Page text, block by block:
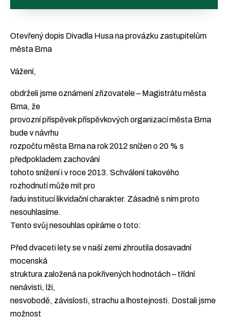
Otevřený dopis Divadla Husa na provázku zastupitelům
města Brna
Vážení,
obdrželi jsme oznámení zřizovatele – Magistrátu města
Brna, že
provozní příspěvek příspěvkových organizací města Brna
bude v návrhu
rozpočtu města Brna na rok 2012 snížen o 20 % s
předpokladem zachování
tohoto snížení i v roce 2013. Schválení takového
rozhodnutí může mít pro
řadu institucí likvidační charakter. Zásadně s ním proto
nesouhlasíme.
Tento svůj nesouhlas opíráme o toto:
Před dvaceti lety se v naší zemi zhroutila dosavadní
mocenská
struktura založená na pokřivených hodnotách – třídní
nenávisti, lži,
nesvobodě, závislosti, strachu a lhostejnosti. Dostali jsme
možnost